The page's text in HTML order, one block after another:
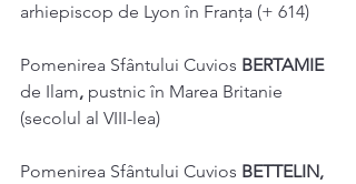
arhiepiscop de Lyon în Franţa (+ 614)
Pomenirea Sfântului Cuvios BERTAMIE
de Ilam, pustnic în Marea Britanie
(secolul al VIII-lea)
Pomenirea Sfântului Cuvios BETTELIN,